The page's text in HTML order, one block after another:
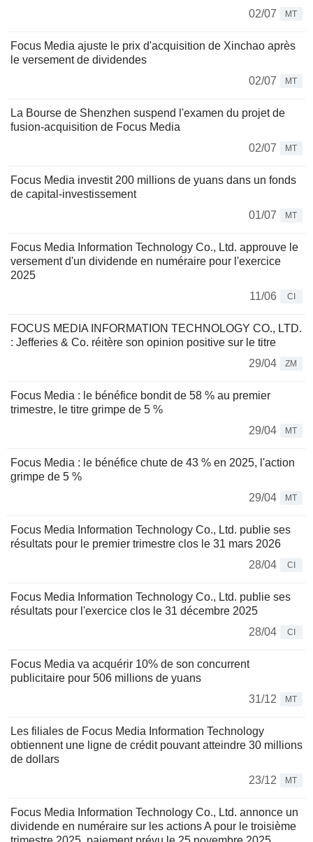
02/07
MT
Focus Media ajuste le prix d'acquisition de Xinchao après
le versement de dividendes
02/07
MT
La Bourse de Shenzhen suspend l'examen du projet de
fusion-acquisition de Focus Media
02/07
MT
Focus Media investit 200 millions de yuans dans un fonds
de capital-investissement
01/07
MT
Focus Media Information Technology Co., Ltd. approuve le
versement d'un dividende en numéraire pour l'exercice
2025
11/06
CI
FOCUS MEDIA INFORMATION TECHNOLOGY CO., LTD.
: Jefferies & Co. réitère son opinion positive sur le titre
29/04
ZM
Focus Media : le bénéfice bondit de 58 % au premier
trimestre, le titre grimpe de 5 %
29/04
MT
Focus Media : le bénéfice chute de 43 % en 2025, l'action
grimpe de 5 %
29/04
MT
Focus Media Information Technology Co., Ltd. publie ses
résultats pour le premier trimestre clos le 31 mars 2026
28/04
CI
Focus Media Information Technology Co., Ltd. publie ses
résultats pour l'exercice clos le 31 décembre 2025
28/04
CI
Focus Media va acquérir 10% de son concurrent
publicitaire pour 506 millions de yuans
31/12
MT
Les filiales de Focus Media Information Technology
obtiennent une ligne de crédit pouvant atteindre 30 millions
de dollars
23/12
MT
Focus Media Information Technology Co., Ltd. annonce un
dividende en numéraire sur les actions A pour le troisième